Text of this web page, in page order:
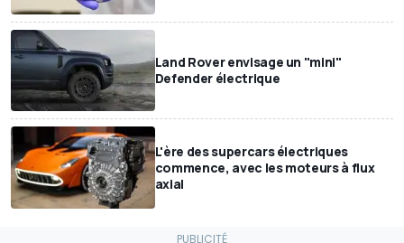
Land Rover envisage un "mini"
Defender électrique
L'ère des supercars électriques
commence, avec les moteurs à flux
axial